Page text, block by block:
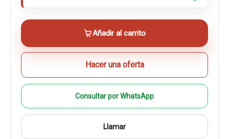
Añadir al carrito
Hacer una oferta
Consultar por WhatsApp
Llamar